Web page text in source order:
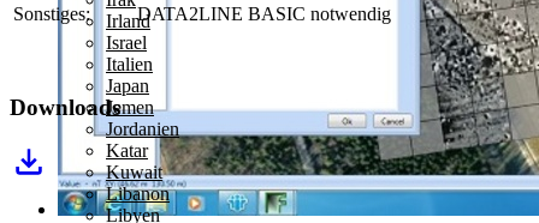
Irland
Israel
Italien
Japan
Jemen
Jordanien
Katar
Kuwait
Libanon
Libyen
Sonstiges:
DATA2LINE BASIC notwendig
Downloads